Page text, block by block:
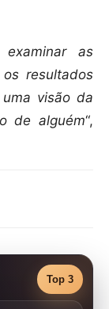
as
resultados
visão da
de alguém“,
Top 3